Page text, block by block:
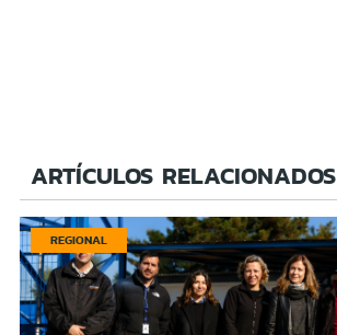
ARTÍCULOS RELACIONADOS
REGIONAL